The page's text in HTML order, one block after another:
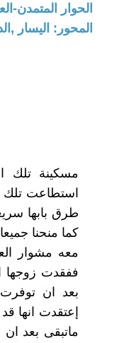
الحوار المتمدن-العدد: 1154 - 2005 / 4 /
المحور: اليسار
مسكينة تلك
استطاعت تلك
طرق بابها
كما منحنا
معه مشوار
ففقدت زوجها
بعد ان توفرت
إعتقدت انها
ماتبقى بعد